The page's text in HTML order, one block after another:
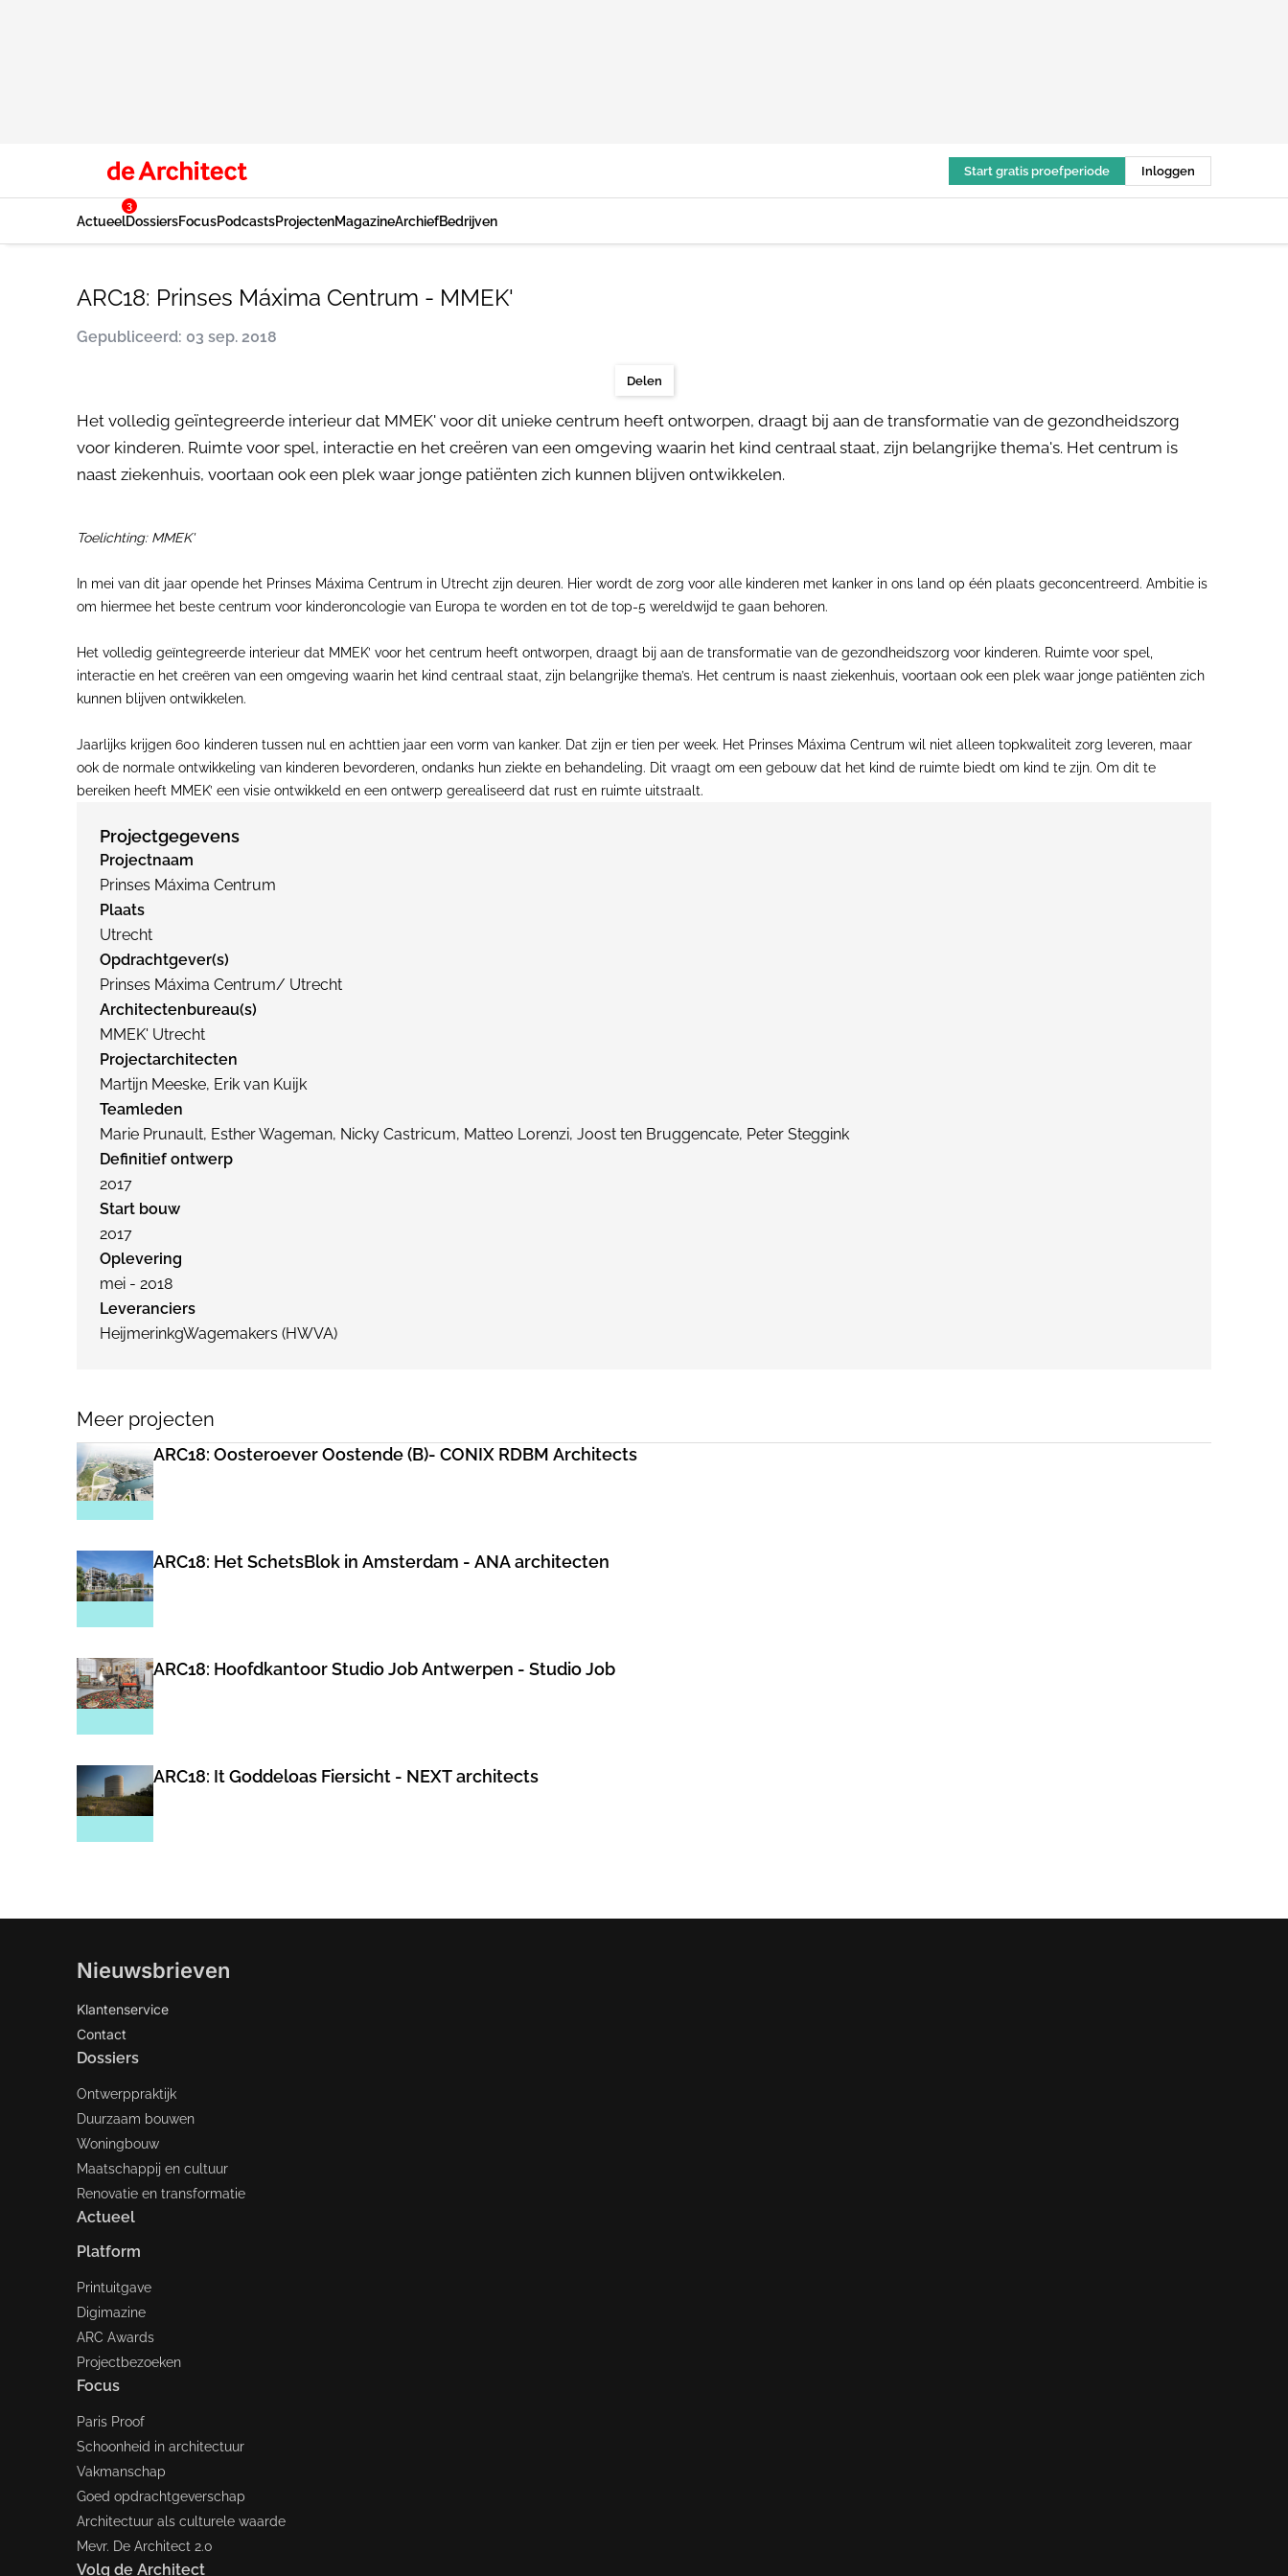
Start gratis proefperiode Inloggen
Actueel
3
DossiersFocusPodcastsProjectenMagazineArchiefBedrijven
ARC18: Prinses Máxima Centrum - MMEK'
Gepubliceerd: 03 sep. 2018
Delen
Het volledig geïntegreerde interieur dat MMEK' voor dit unieke centrum heeft ontworpen, draagt bij aan de transformatie van de gezondheidszorg
voor kinderen. Ruimte voor spel, interactie en het creëren van een omgeving waarin het kind centraal staat, zijn belangrijke thema's. Het centrum is
naast ziekenhuis, voortaan ook een plek waar jonge patiënten zich kunnen blijven ontwikkelen.
Toelichting: MMEK'
In mei van dit jaar opende het Prinses Máxima Centrum in Utrecht zijn deuren. Hier wordt de zorg voor alle kinderen met kanker in ons land op één plaats geconcentreerd. Ambitie is
om hiermee het beste centrum voor kinderoncologie van Europa te worden en tot de top-5 wereldwijd te gaan behoren.
Het volledig geïntegreerde interieur dat MMEK’ voor het centrum heeft ontworpen, draagt bij aan de transformatie van de gezondheidszorg voor kinderen. Ruimte voor spel,
interactie en het creëren van een omgeving waarin het kind centraal staat, zijn belangrijke thema’s. Het centrum is naast ziekenhuis, voortaan ook een plek waar jonge patiënten zich
kunnen blijven ontwikkelen.
Jaarlijks krijgen 600 kinderen tussen nul en achttien jaar een vorm van kanker. Dat zijn er tien per week. Het Prinses Máxima Centrum wil niet alleen topkwaliteit zorg leveren, maar
ook de normale ontwikkeling van kinderen bevorderen, ondanks hun ziekte en behandeling. Dit vraagt om een gebouw dat het kind de ruimte biedt om kind te zijn. Om dit te
bereiken heeft MMEK’ een visie ontwikkeld en een ontwerp gerealiseerd dat rust en ruimte uitstraalt.
Projectgegevens
Projectnaam
Prinses Máxima Centrum
Plaats
Utrecht
Opdrachtgever(s)
Prinses Máxima Centrum/ Utrecht
Architectenbureau(s)
MMEK' Utrecht
Projectarchitecten
Martijn Meeske, Erik van Kuijk
Teamleden
Marie Prunault, Esther Wageman, Nicky Castricum, Matteo Lorenzi, Joost ten Bruggencate, Peter Steggink
Definitief ontwerp
2017
Start bouw
2017
Oplevering
mei - 2018
Leveranciers
HeijmerinkgWagemakers (HWVA)
Meer projecten
ARC18: Oosteroever Oostende (B)- CONIX RDBM Architects
ARC18: Het SchetsBlok in Amsterdam - ANA architecten
ARC18: Hoofdkantoor Studio Job Antwerpen - Studio Job
ARC18: It Goddeloas Fiersicht - NEXT architects
Nieuwsbrieven
Klantenservice
Contact
Dossiers
Ontwerppraktijk
Duurzaam bouwen
Woningbouw
Maatschappij en cultuur
Renovatie en transformatie
Actueel
Platform
Printuitgave
Digimazine
ARC Awards
Projectbezoeken
Focus
Paris Proof
Schoonheid in architectuur
Vakmanschap
Goed opdrachtgeverschap
Architectuur als culturele waarde
Mevr. De Architect 2.0
Volg de Architect